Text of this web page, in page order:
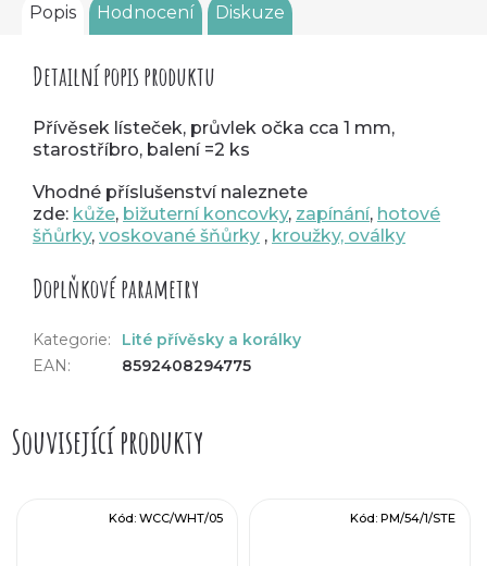
Popis Hodnocení Diskuze
Detailní popis produktu
Přívěsek lísteček, průvlek očka cca 1 mm,
starostříbro, balení =2 ks
Vhodné příslušenství naleznete
zde: kůže, bižuterní koncovky, zapínání, hotové
šňůrky, voskované šňůrky , kroužky, oválky
Doplňkové parametry
Kategorie:
Lité přívěsky a korálky
EAN: 8592408294775
Související produkty
Kód: WCC/WHT/05 Kód: PM/54/1/STE